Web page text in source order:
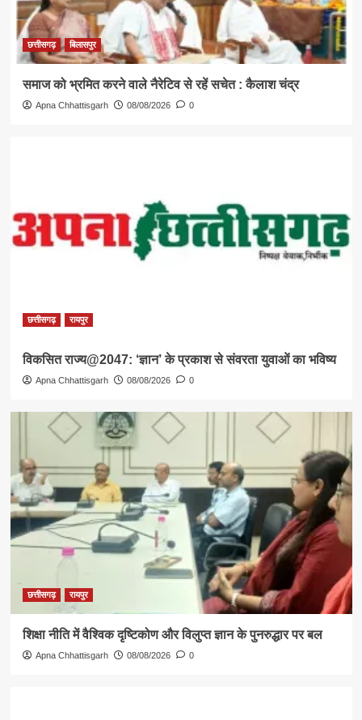
छत्तीसगढ़ बिलासपुर
समाज को भ्रमित करने वाले नैरेटिव से रहें सचेत : कैलाश चंद्र
Apna Chhattisgarh 08/08/2026 0
छत्तीसगढ़ रायपुर
विकसित राज्य@2047: ‘ज्ञान’ के प्रकाश से संवरता युवाओं का भविष्य
Apna Chhattisgarh 08/08/2026 0
छत्तीसगढ़ रायपुर
शिक्षा नीति में वैश्विक दृष्टिकोण और विलुप्त ज्ञान के पुनरुद्धार पर बल
Apna Chhattisgarh 08/08/2026 0